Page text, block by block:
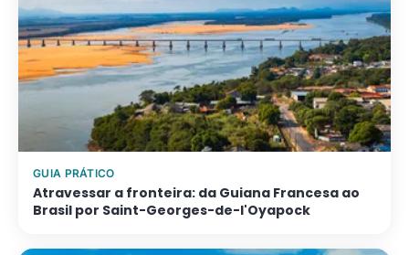
GUIA PRÁTICO
Atravessar a fronteira: da Guiana Francesa ao
Brasil por Saint-Georges-de-l'Oyapock